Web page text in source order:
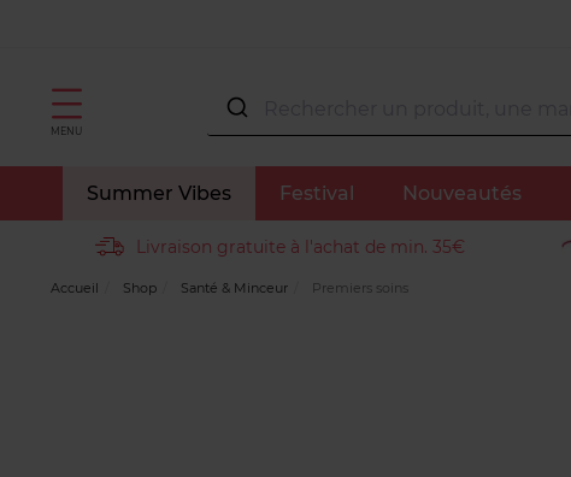
MENU
Summer Vibes Festival Nouveautés
Livraison gratuite à l'achat de min. 35€
Accueil Shop Santé & Minceur Premiers soins